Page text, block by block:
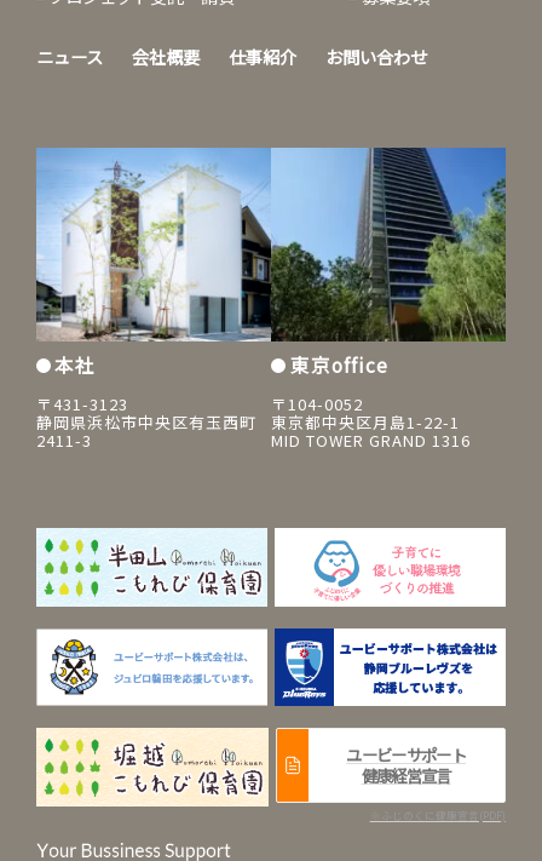
ニュース 会社概要 仕事紹介 お問い合わせ
本社
〒431-3123
静岡県浜松市中央区有玉西町
2411-3
東京office
〒104-0052
東京都中央区月島1-22-1
MID TOWER GRAND 1316
ユービーサポート
健康経営宣言
※ふじのくに健康宣言(PDF)